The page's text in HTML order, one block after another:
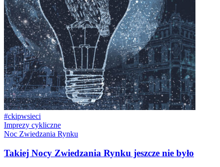
#ckipwsieci
Imprezy cykliczne
Noc Zwiedzania Rynku
Takiej Nocy Zwiedzania Rynku jeszcze nie było